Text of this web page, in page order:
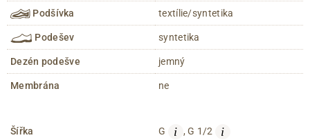
Podšívka textílie/syntetika
Podešev syntetika
Dezén podešve jemný
Membrána ne
Šířka G i , G 1/2 i